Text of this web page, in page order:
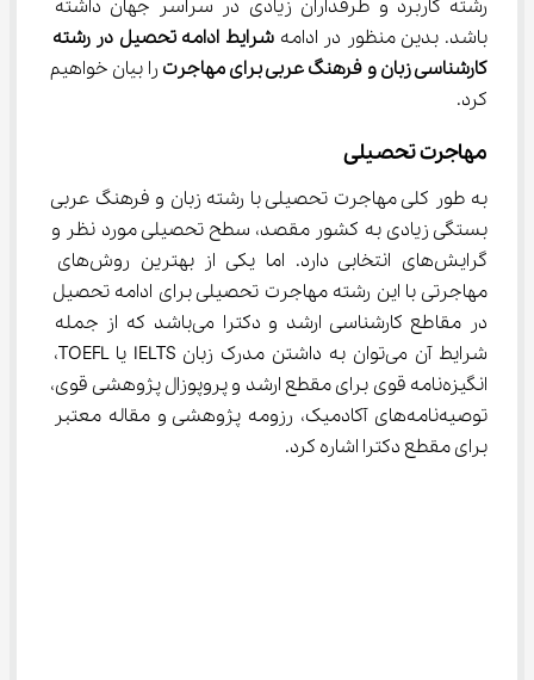
رشته کاربرد و طرفداران زیادی در سراسر جهان داشته
باشد. بدین منظور در ادامه شرایط ادامه تحصیل در رشته
کارشناسی زبان و فرهنگ عربی برای مهاجرت را بیان خواهیم
کرد.
مهاجرت تحصیلی
به طور کلی مهاجرت تحصیلی با رشته زﺑﺎن و ﻓﺮﻫﻨﮓ عربی
بستگی زیادی به کشور مقصد، سطح تحصیلی مورد نظر و
گرایش‌های انتخابی دارد. اما یکی از بهترین روش‌های
مهاجرتی با این رشته مهاجرت تحصیلی برای ادامه تحصیل
در مقاطع کارشناسی ارشد و دکترا می‌باشد که از جمله
شرایط آن می‌توان به داشتن مدرک زبان IELTS یا TOEFL،
انگیزه‌نامه قوی برای مقطع ارشد و پروپوزال پژوهشی قوی،
توصیه‌نامه‌های آکادمیک، رزومه پژوهشی و مقاله معتبر
برای مقطع دکترا اشاره کرد.